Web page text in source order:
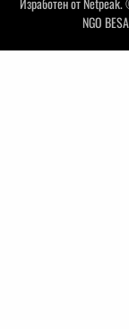
NGO